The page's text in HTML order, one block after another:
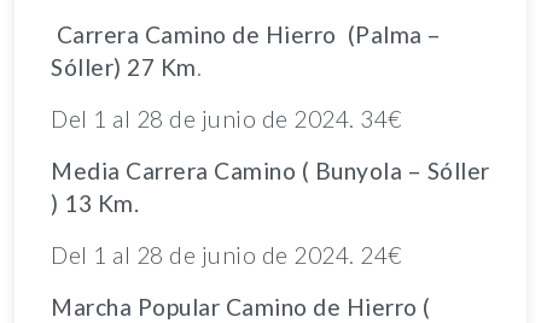
Carrera Camino de Hierro (Palma –
Sóller) 27 Km.
Del 1 al 28 de junio de 2024. 34€
Media Carrera Camino ( Bunyola – Sóller
) 13 Km.
Del 1 al 28 de junio de 2024. 24€
Marcha Popular Camino de Hierro (